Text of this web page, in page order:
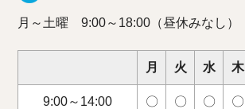
月～土曜 9:00～18:00（昼休みなし）
月 火 水 木
9:00～14:00 〇 〇 〇 〇